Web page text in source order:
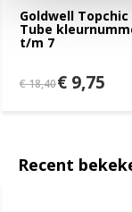
Goldwell
Tube
t/m 7
€ 18,40€ 9,75
Recent